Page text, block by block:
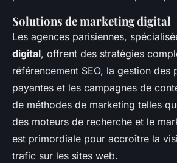
Solutions de marketing digital
Les agences parisiennes,
digital, offrent des stratégies
référencement SEO, la gestion des
payantes et les campagnes de
de méthodes de marketing telles
des moteurs de recherche et le
est primordiale pour accroître la
trafic sur les sites web.